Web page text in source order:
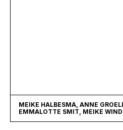
MEIKE HALBESMA, ANNE
EMMALOTTE SMIT, MEIKE WIND